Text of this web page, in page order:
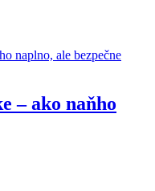
– ako naňho